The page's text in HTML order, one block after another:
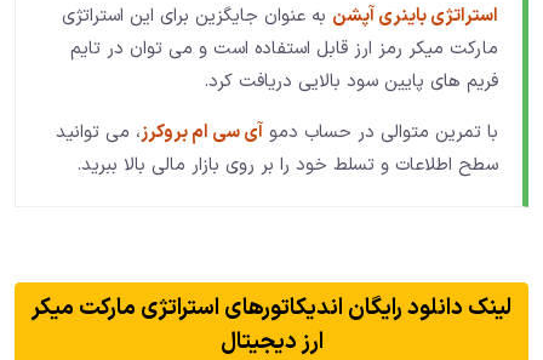
استراتژی باینری آپشن به عنوان جایگزین برای این استراتژی
مارکت میکر رمز ارز قابل استفاده است و می توان در تایم
فریم های پایین سود بالایی دریافت کرد.
با تمرین متوالی در حساب دمو آی سی ام بروکرز، می توانید
سطح اطلاعات و تسلط خود را بر روی بازار مالی بالا ببرید.
لینک دانلود رایگان اندیکاتورهای استراتژی مارکت میکر
ارز دیجیتال